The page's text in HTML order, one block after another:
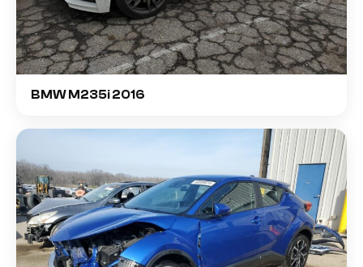
BMW M235i 2016